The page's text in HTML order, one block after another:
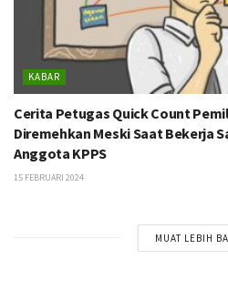
KABAR
Cerita Petugas Quick Count
Diremehkan Meski Saat Bekerja
Anggota KPPS
15 FEBRUARI 2024
MUAT LEBIH